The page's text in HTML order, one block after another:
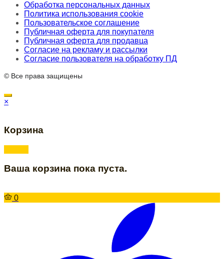
Обработка персональных данных
Политика использования cookie
Пользовательское соглашение
Публичная оферта для покупателя
Публичная оферта для продавца
Согласие на рекламу и рассылки
Согласие пользователя на обработку ПД
© Все права защищены
×
Корзина
Ваша корзина пока пуста.
0